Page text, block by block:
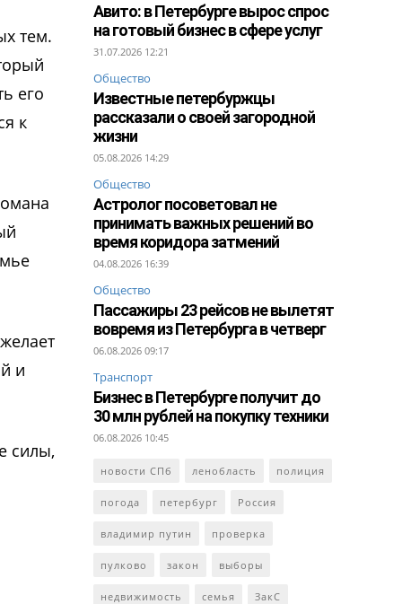
тем.
его
к
и
силы,
Авито: в Петербурге вырос спрос
на готовый бизнес в сфере услуг
31.07.2026 12:21
Общество
Известные петербуржцы
рассказали о своей загородной
жизни
05.08.2026 14:29
Общество
Астролог посоветовал не
принимать важных решений во
время коридора затмений
04.08.2026 16:39
Общество
Пассажиры 23 рейсов не вылетят
вовремя из Петербурга в четверг
06.08.2026 09:17
Транспорт
Бизнес в Петербурге получит до
30 млн рублей на покупку техники
06.08.2026 10:45
новости СПб ленобласть полиция
погода петербург Россия
владимир путин проверка
пулково закон выборы
недвижимость семья ЗакС